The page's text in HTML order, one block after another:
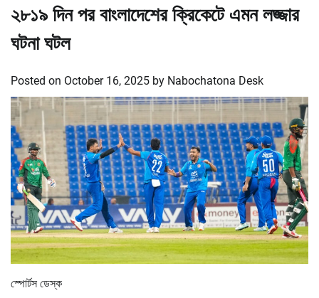
২৮১৯ দিন পর বাংলাদেশের ক্রিকেটে এমন লজ্জার
ঘটনা ঘটল
Posted on October 16, 2025 by Nabochatona Desk
স্পোর্টস ডেস্ক